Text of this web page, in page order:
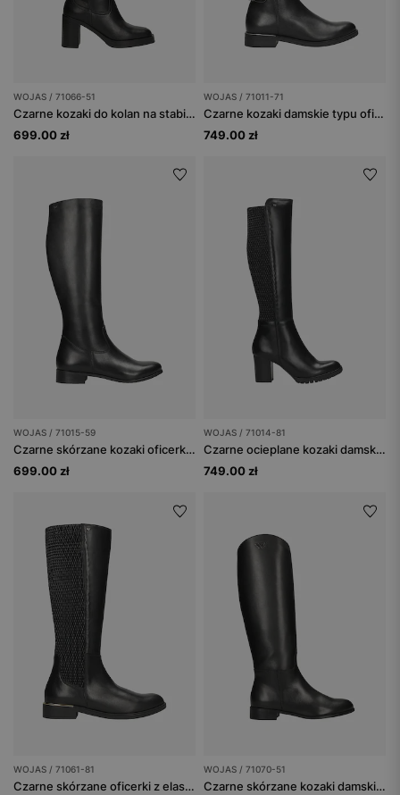
WOJAS / 71066-51
Czarne kozaki do kolan na stabilnym obcasie
699.00 zł
WOJAS / 71011-71
Czarne kozaki damskie typu oficerki
749.00 zł
WOJAS / 71015-59
Czarne skórzane kozaki oficerki damskie
699.00 zł
WOJAS / 71014-81
Czarne ocieplane kozaki damskie na szerokim obcasie
749.00 zł
WOJAS / 71061-81
Czarne skórzane oficerki z elastyczną cholewką
WOJAS / 71070-51
Czarne skórzane kozaki damskie z ociepleniem